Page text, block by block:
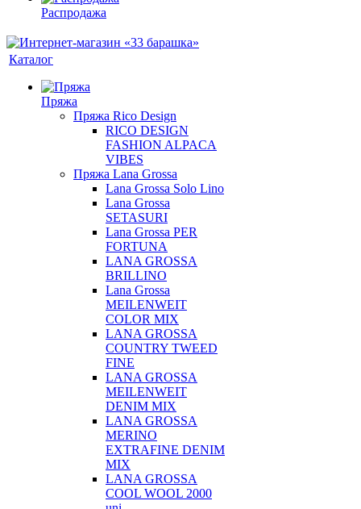
Распродажа
Каталог
Пряжа
Пряжа Rico Design
RICO DESIGN
FASHION ALPACA
VIBES
Пряжа Lana Grossa
Lana Grossa Solo Lino
Lana Grossa
SETASURI
Lana Grossa PER
FORTUNA
LANA GROSSA
BRILLINO
Lana Grossa
MEILENWEIT
COLOR MIX
LANA GROSSA
COUNTRY TWEED
FINE
LANA GROSSA
MEILENWEIT
DENIM MIX
LANA GROSSA
MERINO
EXTRAFINE DENIM
MIX
LANA GROSSA
COOL WOOL 2000